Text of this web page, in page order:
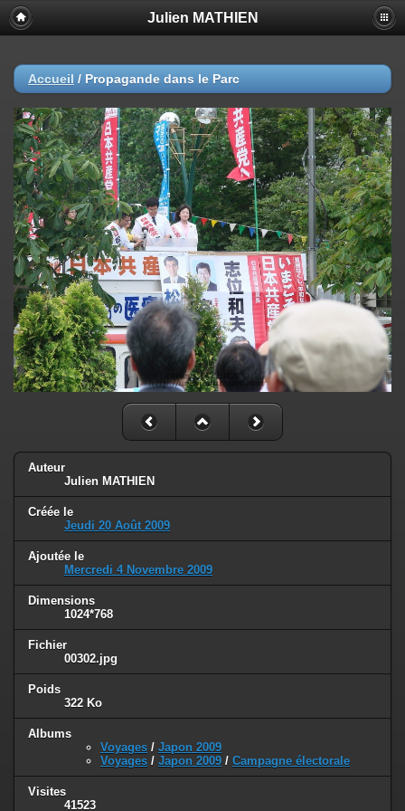
Julien MATHIEN
Accueil / Propagande dans le Parc
Auteur
Julien MATHIEN
Créée le
Jeudi 20 Août 2009
Ajoutée le
Mercredi 4 Novembre 2009
Dimensions
1024*768
Fichier
00302.jpg
Poids
322 Ko
Albums
Voyages / Japon 2009
Voyages / Japon 2009 / Campagne électorale
Visites
41523